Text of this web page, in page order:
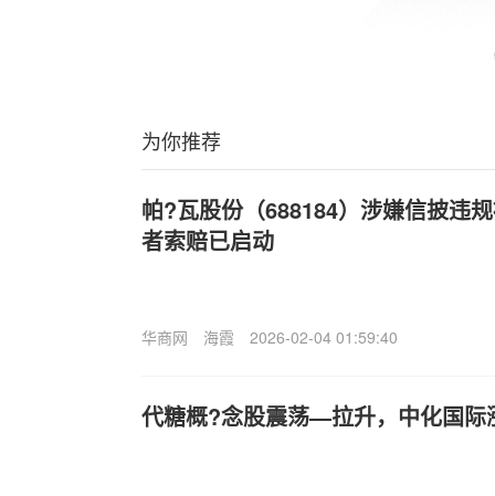
为你推荐
帕?瓦股份（688184）涉嫌信披违
者索赔已启动
华商网 海霞 2026-02-04 01:59:40
代糖概?念股震荡—拉升，中化国际